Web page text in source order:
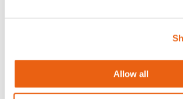
Allow all
hogere benutting van publieke
waarde. Wagenparken die deze
versnellen, dragen bij aan een hogere
kostenefficiëntie en profiteren